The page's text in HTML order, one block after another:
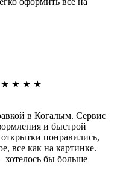
★ ★ ★ ★
в Когалым. Сервис
и быстрой
понравились,
все как на картинке.
бы больше